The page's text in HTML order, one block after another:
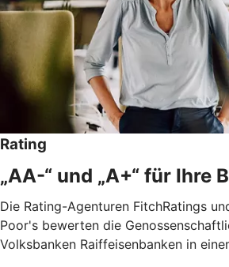
Rating
„AA-“ und „A+“ für Ihre
Die Rating-Agenturen FitchRatings
Poor's bewerten die
Volksbanken Raiffeisenbanken in